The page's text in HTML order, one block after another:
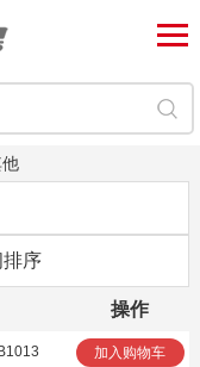
序
操作
加入购物车